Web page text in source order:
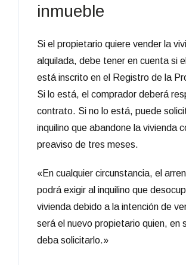
inmueble
Si el propietario quiere vender la
alquilada, debe tener en cuenta si
está inscrito en el Registro de la
Si lo está, el comprador deberá
contrato. Si no lo está, puede
inquilino que abandone la vivienda
preaviso de tres meses.
«En cualquier circunstancia, el
podrá exigir al inquilino que
vivienda debido a la intención de
será el nuevo propietario quien, en
deba solicitarlo.»